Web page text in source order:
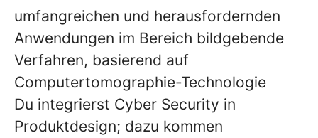
umfangreichen und herausfordernden
Anwendungen im Bereich bildgebende
Verfahren, basierend auf
Computertomographie-Technologie
Du integrierst Cyber Security in
Produktdesign; dazu kommen